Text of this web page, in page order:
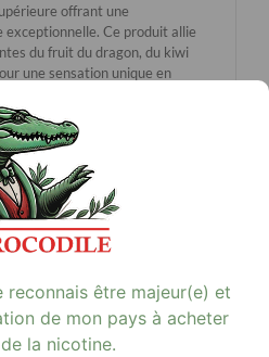
offrant une
exceptionnelle. Ce produit allie
du fruit du dragon, du kiwi
une sensation unique en
savoureuse et saine, le MY
50 ML est disponible dans
Profitez d’un produit de
attentes en matière de goût et
notre gamme complète
site dès maintenant.
dragon-50-ml.jpg]
reconnais être majeur(e) et
de mon pays à acheter
la nicotine.